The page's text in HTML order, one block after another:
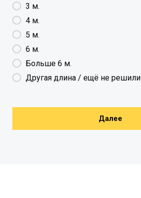
3 м.
4 м.
5 м.
6 м.
Больше 6 м.
Другая длина / ещё не решили
Далее